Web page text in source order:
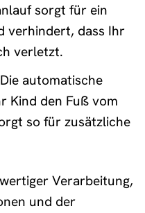
sorgt für ein
verhindert, dass Ihr
verletzt.
Die automatische
Kind den Fuß vom
so für zusätzliche
Verarbeitung,
und der